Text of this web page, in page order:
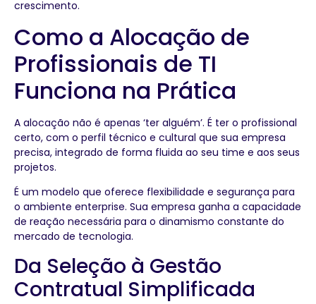
crescimento.
Como a Alocação de
Profissionais de TI
Funciona na Prática
A alocação não é apenas ‘ter alguém’. É ter o profissional
certo, com o perfil técnico e cultural que sua empresa
precisa, integrado de forma fluida ao seu time e aos seus
projetos.
É um modelo que oferece flexibilidade e segurança para
o ambiente enterprise. Sua empresa ganha a capacidade
de reação necessária para o dinamismo constante do
mercado de tecnologia.
Da Seleção à Gestão
Contratual Simplificada